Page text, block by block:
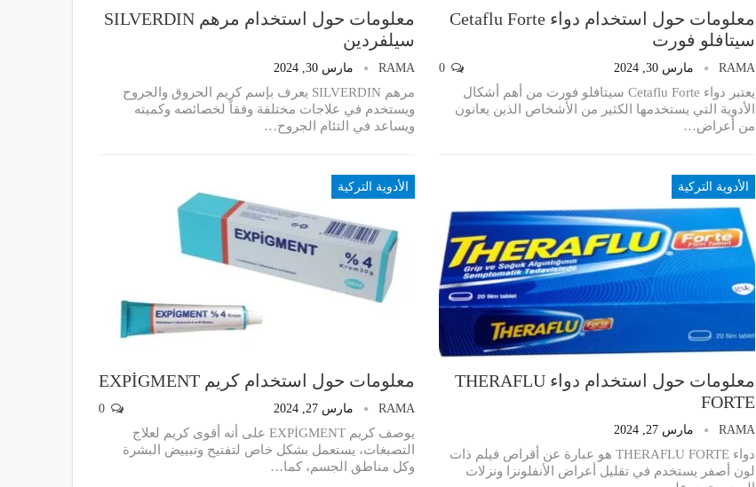
معلومات حول استخدام دواء Cetaflu Forte
سيتافلو فورت
RAMA مارس 30, 2024
يعتبر دواء Cetaflu Forte سيتافلو فورت من أهم أشكال
الأدوية التي يستخدمها الكثير من الأشخاص الذين يعانون
من أعراض…
معلومات حول استخدام مرهم SILVERDIN
سيلفردين
RAMA مارس 30, 2024
مرهم SILVERDIN يعرف بإسم كريم الحروق والجروح
ويستخدم في علاجات مختلفة وفقاً لخصائصه وكميته
ويساعد في التئام الجروح…
الأدوية التركية
معلومات حول استخدام دواء THERAFLU
FORTE
RAMA مارس 27, 2024
دواء THERAFLU FORTE هو عبارة عن أقراص فيلم ذات
لون أصفر يستخدم في تقليل أعراض الأنفلونزا ونزلات
الأدوية التركية
معلومات حول استخدام كريم EXPİGMENT
RAMA مارس 27, 2024
يوصف كريم EXPİGMENT على أنه أقوى كريم لعلاج
التصبغات، يستعمل بشكل خاص لتفتيح وتبييض البشرة
وكل مناطق الجسم، كما…